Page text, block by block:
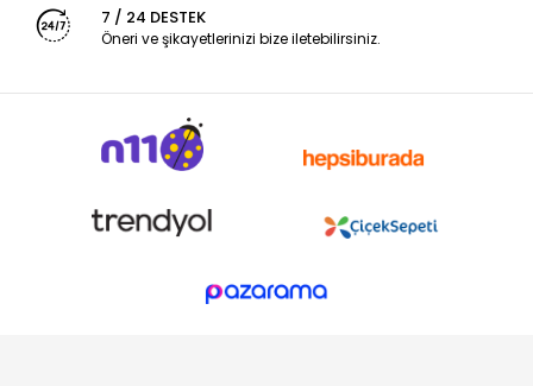
7 / 24 DESTEK
Öneri ve şikayetlerinizi bize iletebilirsiniz.